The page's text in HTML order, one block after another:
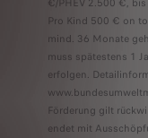
€/PHEV 2.500 €,
Pro Kind 500 € on
mind. 36 Monate
muss spätestens 1
erfolgen.
Förderung gilt
endet mit